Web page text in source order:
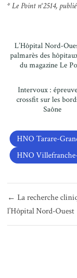
* Le Point n°2514,
L’Hôpital Nord-
palmarès des
du magazine Le
Intervoux :
crossfit sur les
Saône
HNO Tarare-
HNO
de
l’article
← La recherche
l’Hôpital Nord-Ouest